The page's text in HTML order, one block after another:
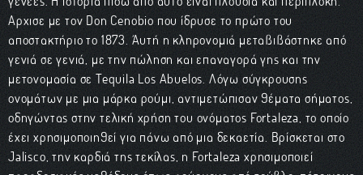
Άρχισε με τον Don Cenobio που ίδρυσε το πρώτο του
αποστακτήριο το 1873. Αυτή η κληρονομιά μεταβιβάστηκε από
γενιά σε γενιά, με την πώληση και επαναγορά γης και την
μετονομασία σε Tequila Los Abuelos. Λόγω σύγκρουσης
ονομάτων με μια μάρκα ρούμι, αντιμετώπισαν θέματα σήματος,
οδηγώντας στην τελική χρήση του ονόματος Fortaleza, το οποίο
έχει χρησιμοποιηθεί για πάνω από μια δεκαετία. Βρίσκεται στο
Jalisco, την καρδιά της τεκίλας, η Fortaleza χρησιμοποιεί